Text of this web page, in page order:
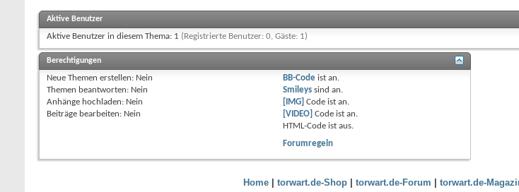
Aktive Benutzer
Aktive Benutzer in diesem Thema: 1 (Registrierte Benutzer: 0, Gäste: 1)
Berechtigungen
Neue Themen erstellen: Nein
Themen beantworten: Nein
Anhänge hochladen: Nein
Beiträge bearbeiten: Nein
BB-Code istan.
Smileys sindan.
[IMG] Code istan.
[VIDEO] Code istan.
HTML-Code istaus.
Forumregeln
Home| torwart.de-Shop| torwart.de-Forum | torwart.de-